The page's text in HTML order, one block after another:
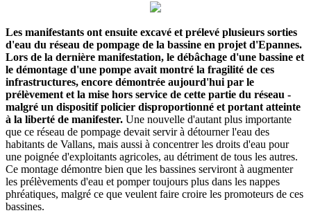
Les manifestants ont ensuite excavé et prélevé plusieurs sorties
d'eau du réseau de pompage de la bassine en projet d'Epannes.
Lors de la dernière manifestation, le débâchage d'une bassine et
le démontage d'une pompe avait montré la fragilité de ces
infrastructures, encore démontrée aujourd'hui par le
prélèvement et la mise hors service de cette partie du réseau -
malgré un dispositif policier disproportionné et portant atteinte
à la liberté de manifester. Une nouvelle d'autant plus importante
que ce réseau de pompage devait servir à détourner l'eau des
habitants de Vallans, mais aussi à concentrer les droits d'eau pour
une poignée d'exploitants agricoles, au détriment de tous les autres.
Ce montage démontre bien que les bassines serviront à augmenter
les prélèvements d'eau et pomper toujours plus dans les nappes
phréatiques, malgré ce que veulent faire croire les promoteurs de ces
bassines.